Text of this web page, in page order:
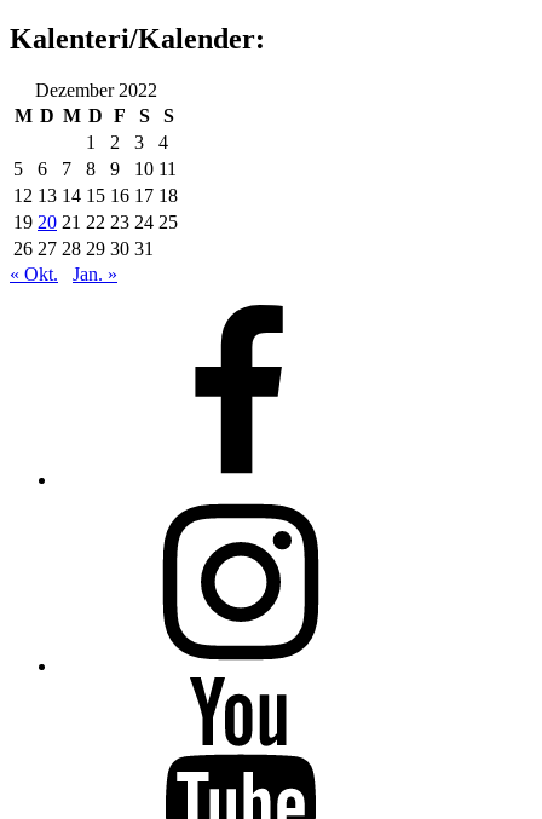
Kalenteri/Kalender:
Dezember 2022
M D M D F S
S
1
2 3
4
5
6 7 8 9 10 11
12 13 14 15 16 17 18
19 20 21 22 23 24 25
26 27 28 29 30 31
« Okt.
Jan. »